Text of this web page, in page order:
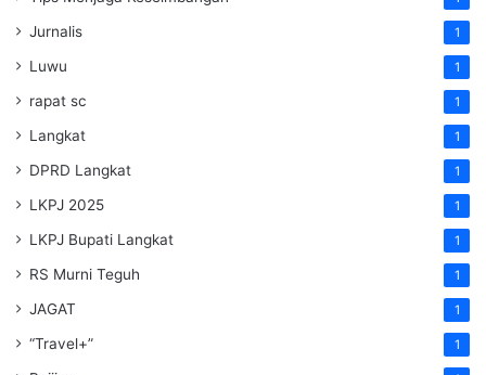
Jurnalis 1
Luwu 1
rapat sc 1
Langkat 1
DPRD Langkat 1
LKPJ 2025 1
LKPJ Bupati Langkat 1
RS Murni Teguh 1
JAGAT 1
“Travel+” 1